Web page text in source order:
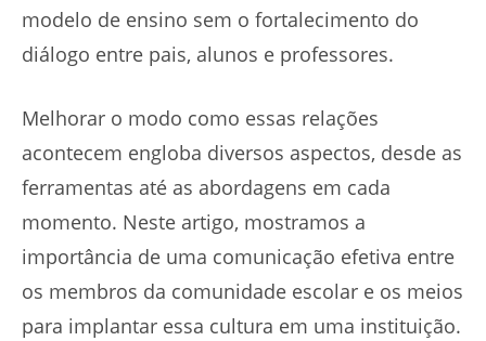
modelo de ensino sem o fortalecimento do
diálogo entre pais, alunos e professores.
Melhorar o modo como essas relações
acontecem engloba diversos aspectos, desde as
ferramentas até as abordagens em cada
momento. Neste artigo, mostramos a
importância de uma comunicação efetiva entre
os membros da comunidade escolar e os meios
para implantar essa cultura em uma instituição.